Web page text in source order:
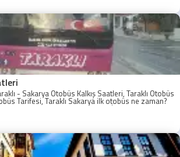
- Sakarya Otobüs Kalkış Saatleri, Taraklı Otobüs
Tarifesi, Taraklı Sakarya ilk otobüs ne zaman?
Ne zaman? Sakarya Taraklı İlk Otobüs Ne